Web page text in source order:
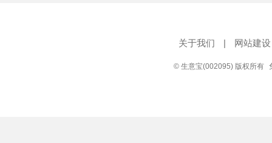
关于我们 | 网站建设
© 生意宝(002095) 版权所有